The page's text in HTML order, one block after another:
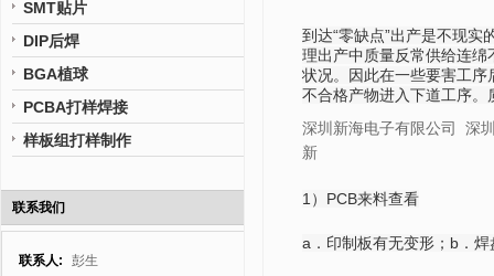
到达“零缺点”出产是不现实
理出产中质量反常供给连
状况。因此在一些要害工
不合格产物进入下道工序
深圳新海电子有限公司 深
新
1）PCB来料查看
a．印制板有无变形；b．
SMT贴片
DIP后焊
BGA植球
PCBA打样焊接
样板组打样制作
联系我们
联系人:
彭生